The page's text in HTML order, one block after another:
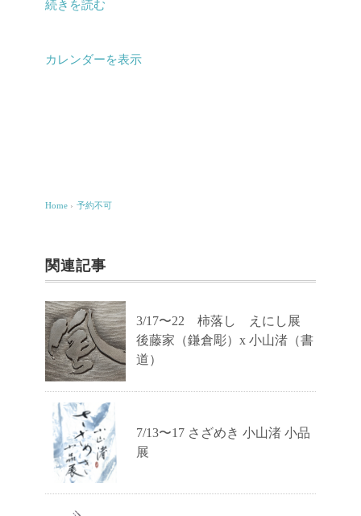
可
続きを読む
カレンダーを表示
Home › 予約不可
関連記事
3/17〜22 柿落し えにし展
後藤家（鎌倉彫）x 小山渚（書
道）
7/13〜17 さざめき 小山渚 小品
展